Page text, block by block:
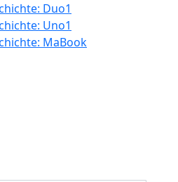
Duo1
Uno1
MaBook